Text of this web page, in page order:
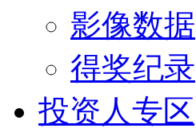
影像数据
得奖纪录
投资人专区